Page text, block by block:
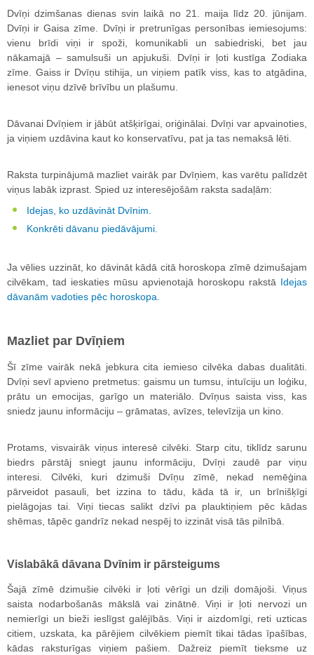
Dvīņi dzimšanas dienas svin laikā no 21. maija līdz 20. jūnijam.
Dvīņi ir Gaisa zīme. Dvīņi ir pretrunīgas personības iemiesojums:
vienu brīdi viņi ir spoži, komunikabli un sabiedriski, bet jau
nākamajā – samulsuši un apjukuši. Dvīņi ir ļoti kustīga Zodiaka
zīme. Gaiss ir Dvīņu stihija, un viņiem patīk viss, kas to atgādina,
ienesot viņu dzīvē brīvību un plašumu.
Dāvanai Dvīņiem ir jābūt atšķirīgai, oriģinālai. Dvīņi var apvainoties,
ja viņiem uzdāvina kaut ko konservatīvu, pat ja tas nemaksā lēti.
Raksta turpinājumā mazliet vairāk par Dvīņiem, kas varētu palīdzēt
viņus labāk izprast. Spied uz interesējošām raksta sadaļām:
Idejas, ko uzdāvināt Dvīnim.
Konkrēti dāvanu piedāvājumi.
Ja vēlies uzzināt, ko dāvināt kādā citā horoskopa zīmē dzimušajam
cilvēkam, tad ieskaties mūsu apvienotajā horoskopu rakstā Idejas
dāvanām vadoties pēc horoskopa.
Mazliet par Dvīņiem
Šī zīme vairāk nekā jebkura cita iemieso cilvēka dabas dualitāti.
Dvīņi sevī apvieno pretmetus: gaismu un tumsu, intuīciju un loģiku,
prātu un emocijas, garīgo un materiālo. Dvīņus saista viss, kas
sniedz jaunu informāciju – grāmatas, avīzes, televīzija un kino.
Protams, visvairāk viņus interesē cilvēki. Starp citu, tiklīdz sarunu
biedrs pārstāj sniegt jaunu informāciju, Dvīņi zaudē par viņu
interesi. Cilvēki, kuri dzimuši Dvīņu zīmē, nekad nemēģina
pārveidot pasauli, bet izzina to tādu, kāda tā ir, un brīnišķīgi
pielāgojas tai. Viņi tiecas salikt dzīvi pa plauktiņiem pēc kādas
shēmas, tāpēc gandrīz nekad nespēj to izzināt visā tās pilnībā.
Vislabākā dāvana Dvīnim ir pārsteigums
Šajā zīmē dzimušie cilvēki ir ļoti vērīgi un dziļi domājoši. Viņus
saista nodarbošanās mākslā vai zinātnē. Viņi ir ļoti nervozi un
nemierīgi un bieži ieslīgst galējībās. Viņi ir aizdomīgi, reti uzticas
citiem, uzskata, ka pārējiem cilvēkiem piemīt tikai tādas īpašības,
kādas raksturīgas viņiem pašiem. Dažreiz piemīt tieksme uz